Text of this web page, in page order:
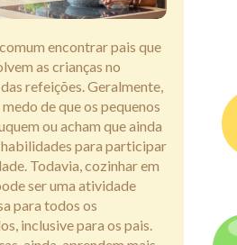
encontrar pais que
as crianças no
refeições. Geralmente,
de que os pequenos
ou acham que ainda
para participar
Todavia, cozinhar em
ser uma atividade
para todos os
inclusive para os pais.